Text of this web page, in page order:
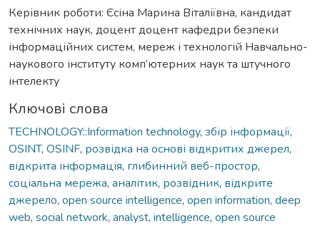
Керівник роботи: Єсіна Марина Віталіївна, кандидат
технічних наук, доцент доцент кафедри безпеки
інформаційних систем, мереж і технологій Навчально-
наукового інституту комп’ютерних наук та штучного
інтелекту
Ключові слова
TECHNOLOGY::Information technology, збір інформації,
OSINT, OSINF, розвідка на основі відкритих джерел,
відкрита інформація, глибинний веб-простор,
соціальна мережа, аналітик, розвідник, відкрите
джерело, open source intelligence, open information, deep
web, social network, analyst, intelligence, open source